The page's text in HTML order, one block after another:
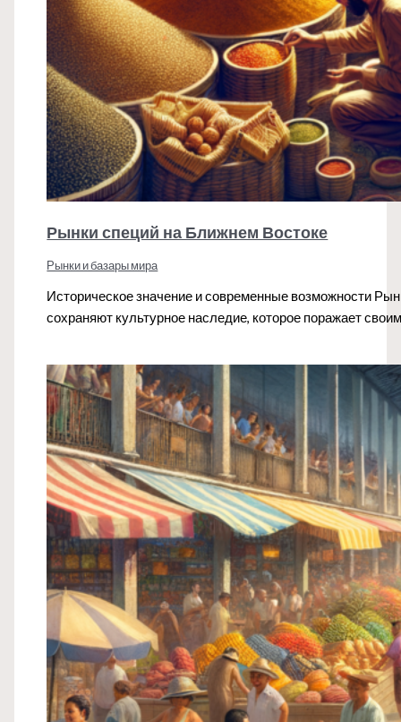
Рынки специй на Ближнем Востоке
Рынки и базары мира
Историческое значение и современные возможности
сохраняют культурное наследие, которое поражает